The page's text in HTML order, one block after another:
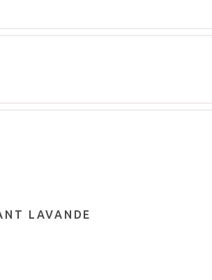
LAVANDE